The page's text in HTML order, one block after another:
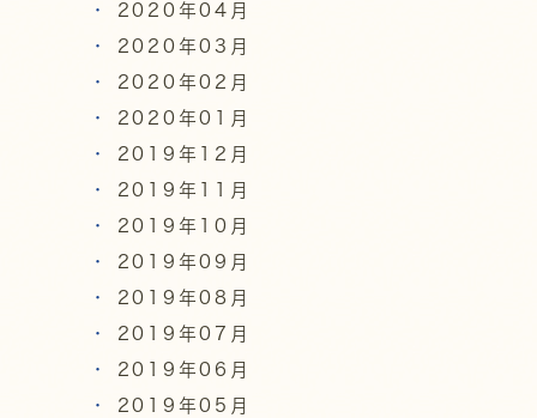
2020年04月
2020年03月
2020年02月
2020年01月
2019年12月
2019年11月
2019年10月
2019年09月
2019年08月
2019年07月
2019年06月
2019年05月